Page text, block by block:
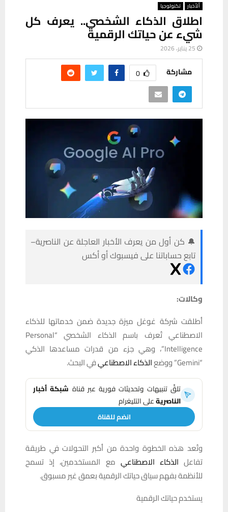
ألأخبار تكنولوجيا
اطلاق الذكاء الشخصي.. يعرف كل
شيء عن حياتك الرقمية
25 يناير، 2026
مشاركة 0
🔔 كن أول من يعرف الأخبار العاجلة عن الناصرية–
تابع حساباتنا على فيسبوك أو أكس
وكالات:
أطلقت شركة غوغل ميزة جديدة ضمن خدماتها للذكاء
الاصطناعي تُعرف باسم الذكاء الشخصي “Personal
Intelligence”، وهي جزء من قدرات مساعدها الذكي
“Gemini” ووضع
الذكاء الاصطناعيفي البحث.
تلقَّ تنبيهات وتحديثات فورية عبر قناة شبكة أخبار
الناصريةعلى التليغرام
انضم للقناة
وتُعد هذه الخطوة واحدة من أكبر التحولات في طريقة
تفاعل الذكاء الاصطناعي مع المستخدمين، إذ تسمح
للأنظمة بفهم سياق حياتك الرقمية بعمق غير مسبوق.
يستخدم حياتك الرقمية